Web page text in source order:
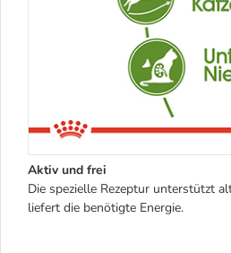
Aktiv und frei
Die spezielle Rezeptur unterstützt
liefert die benötigte Energie.